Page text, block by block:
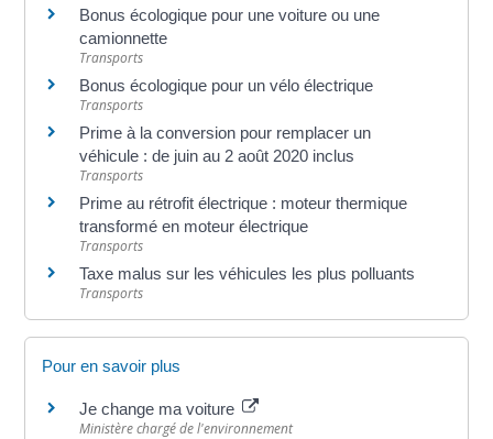
Bonus écologique pour une voiture ou une
camionnette
Transports
Bonus écologique pour un vélo électrique
Transports
Prime à la conversion pour remplacer un
véhicule : de juin au 2 août 2020 inclus
Transports
Prime au rétrofit électrique : moteur thermique
transformé en moteur électrique
Transports
Taxe malus sur les véhicules les plus polluants
Transports
Pour en savoir plus
Je change ma voiture
Ministère chargé de l'environnement